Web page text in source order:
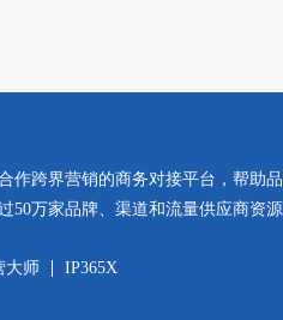
作跨界营销的商务对接平台，帮助
50万家品牌、渠道和流量供应商资
大师 IP365X